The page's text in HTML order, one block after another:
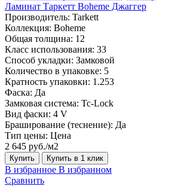
Ламинат Таркетт Boheme Джаггер
Производитель: Tarkett
Коллекция: Boheme
Общая толщина: 12
Класс использования: 33
Способ укладки: Замковой
Количество в упаковке: 5
Кратность упаковки: 1.253
Фаска: Да
Замковая система: Tc-Lock
Вид фаски: 4 V
Браширование (теснение): Да
Тип цены: Цена
2 645 руб./м2
Купить Купить в 1 клик
В избранное В избранном
Сравнить